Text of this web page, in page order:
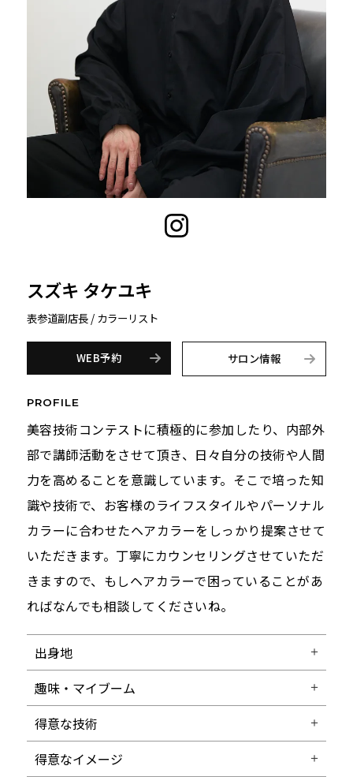
スズキ タケユキ
表参道副店長 / カラーリスト
WEB予約 サロン情報
PROFILE
美容技術コンテストに積極的に参加したり、内部外
部で講師活動をさせて頂き、日々自分の技術や人間
力を高めることを意識しています。そこで培った知
識や技術で、お客様のライフスタイルやパーソナル
カラーに合わせたヘアカラーをしっかり提案させて
いただきます。丁寧にカウンセリングさせていただ
きますので、もしヘアカラーで困っていることがあ
ればなんでも相談してくださいね。
出身地
趣味・マイブーム
得意な技術
得意なイメージ